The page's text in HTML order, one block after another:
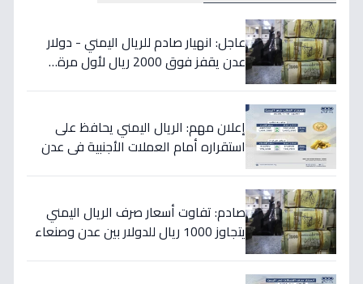
عاجل: انهيار صادم للريال اليمني - دولار
عدن يقفز فوق 2000 ريال لأول مرة…
إعلان مهم: الريال اليمني يحافظ على
استقراره أمام العملات الأجنبية في عدن
صادم: تفاوت أسعار صرف الريال اليمني
يتجاوز 1000 ريال للدولار بين عدن وصنعاء